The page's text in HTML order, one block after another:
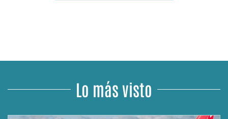
Lo más visto